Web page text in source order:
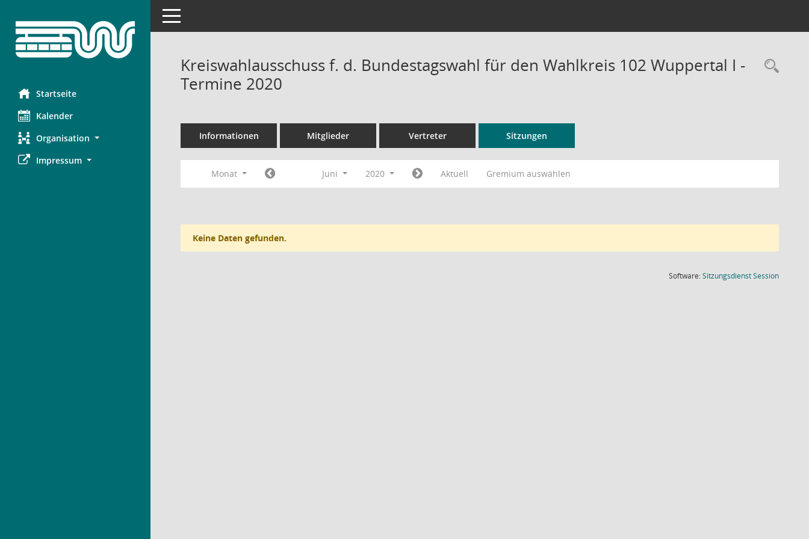
Startseite
Kalender
Organisation
Impressum
Toggle navigation
Kreiswahlausschuss f. d. Bundestagswahl für den Wahlkreis 102 Wuppertal I -
Termine 2020
Informationen Mitglieder Vertreter Sitzungen
Monat Juni 2020 Aktuell Gremium auswählen
Keine Daten gefunden.
Software:SitzungsdienstSession(Wird in